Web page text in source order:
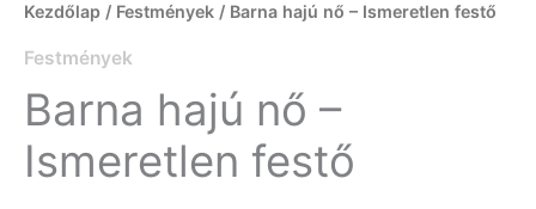
Kezdőlap / Festmények / Barna hajú nő – Ismeretlen festő
Festmények
Barna hajú nő –
Ismeretlen festő